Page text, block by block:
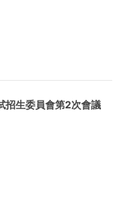
招生委員會第2次會議